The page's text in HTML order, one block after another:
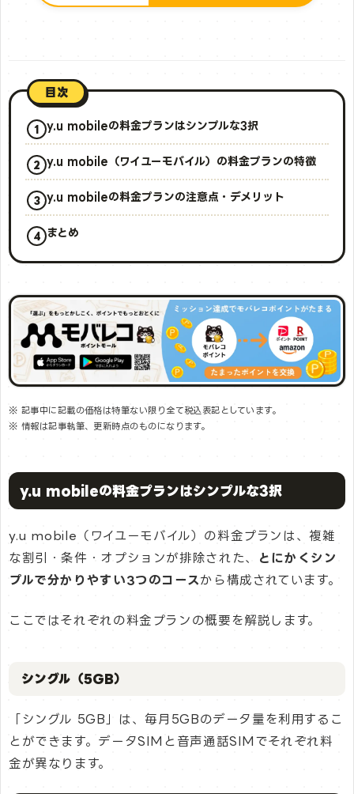
目次
y.u mobileの料金プランはシンプルな3択
y.u mobile（ワイユーモバイル）の料金プランの特徴
y.u mobileの料金プランの注意点・デメリット
まとめ
※ 記事中に記載の価格は特筆ない限り全て税込表記としています。
※ 情報は記事執筆、更新時点のものになります。
y.u mobileの料金プランはシンプルな3択
y.u mobile（ワイユーモバイル）の料金プランは、複雑
な割引・条件・オプションが排除された、
とにかくシン
プルで分かりやすい3つのコースから構成されています。
ここではそれぞれの料金プランの概要を解説します。
シングル（5GB）
「シングル 5GB」は、毎月5GBのデータ量を利用するこ
とができます。データSIMと音声通話SIMでそれぞれ料
金が異なります。